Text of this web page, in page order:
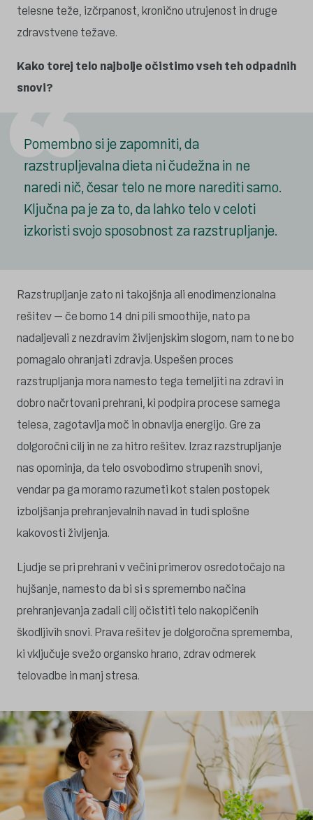
telesne teže, izčrpanost, kronično utrujenost in druge
zdravstvene težave.
Kako torej telo najbolje očistimo vseh teh odpadnih
snovi?
Pomembno si je zapomniti, da
razstrupljevalna dieta ni čudežna in ne
naredi nič, česar telo ne more narediti samo.
Ključna pa je za to, da lahko telo v celoti
izkoristi svojo sposobnost za razstrupljanje.
Razstrupljanje zato ni takojšnja ali enodimenzionalna
rešitev – če bomo 14 dni pili smoothije, nato pa
nadaljevali z nezdravim življenjskim slogom, nam to ne bo
pomagalo ohranjati zdravja. Uspešen proces
razstrupljanja mora namesto tega temeljiti na zdravi in
dobro načrtovani prehrani, ki podpira procese samega
telesa, zagotavlja moč in obnavlja energijo. Gre za
dolgoročni cilj in ne za hitro rešitev. Izraz razstrupljanje
nas opominja, da telo osvobodimo strupenih snovi,
vendar pa ga moramo razumeti kot stalen postopek
izboljšanja prehranjevalnih navad in tudi splošne
kakovosti življenja.
Ljudje se pri prehrani v večini primerov osredotočajo na
hujšanje, namesto da bi si s spremembo načina
prehranjevanja zadali cilj očistiti telo nakopičenih
škodljivih snovi. Prava rešitev je dolgoročna sprememba,
ki vključuje svežo organsko hrano, zdrav odmerek
telovadbe in manj stresa.